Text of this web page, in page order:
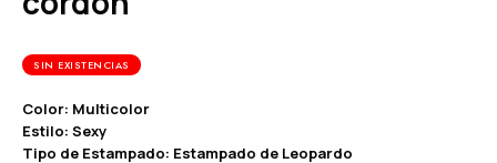
SIN EXISTENCIAS
Color: Multicolor
Estilo: Sexy
Tipo de Estampado: Estampado de Leopardo